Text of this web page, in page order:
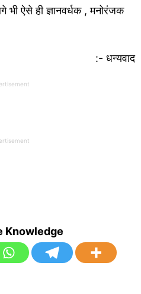
ऐसे ही ज्ञानवर्धक , मनोरंजक
:- धन्यवाद
Knowledge